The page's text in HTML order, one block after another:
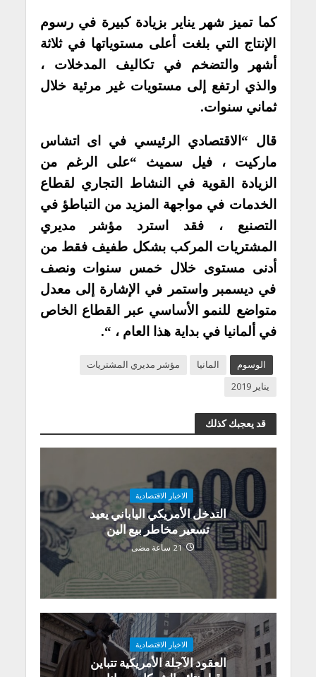
كما تميز شهر يناير بزيادة كبيرة في رسوم
الإنتاج التي بلغت أعلى مستوياتها في ثلاثة
أشهر والتضخم في تكاليف المدخلات ،
والذي ارتفع إلى مستويات غير مرئية خلال
ثماني سنوات.
قال “الاقتصادي الرئيسي في اى اتشاس
ماركيت ، فيل سميث “على الرغم من
الزيادة القوية في النشاط التجاري لقطاع
الخدمات في مواجهة المزيد من التباطؤ في
التصنيع ، فقد استرد مؤشر مديري
المشتريات المركب بشكل طفيف فقط من
أدنى مستوى خلال خمس سنوات ونصف
في ديسمبر واستمر في الإشارة إلى معدل
متواضع للنمو الأساسي عبر القطاع الخاص
في ألمانيا في بداية هذا العام ، “.
الوسوم المانيا
مؤشر مديري المشتريات
يناير 2019
قد يعجبك كذلك
الاخبار الاقتصادية
التدخل الأمريكي الياباني يعيد
تسعير مخاطر بيع الين
21 ساعة مضى
الاخبار الاقتصادية
العقود الآجلة الأمريكية تتباين